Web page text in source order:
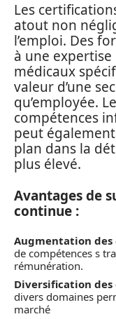
Les
atout non
l’emploi. Des
à une
médicaux
valeur d’une
qu’employée.
compétences
peut
plan dans la
plus élevé.
Avantages de
continue :
Augmentation des
de compétences s
rémunération.
Diversification des
divers domaines
marché